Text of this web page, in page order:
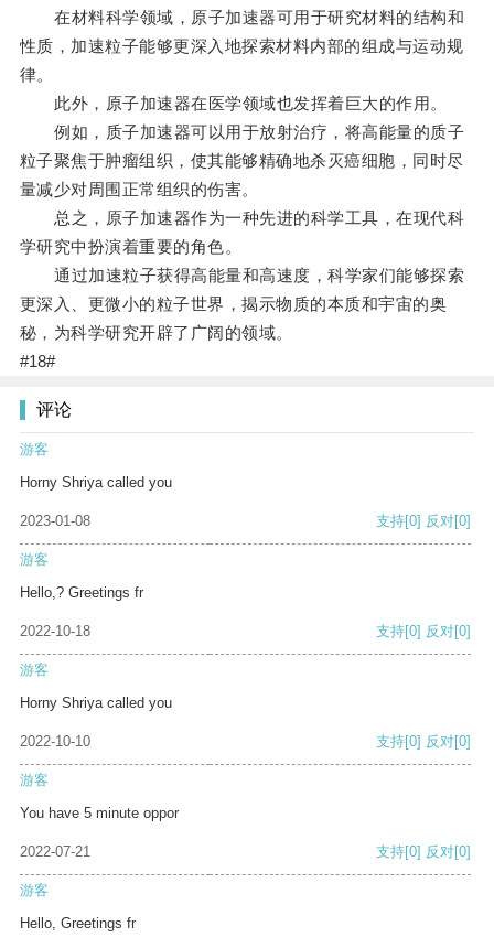
在材料科学领域，原子加速器可用于研究材料的结构和
性质，加速粒子能够更深入地探索材料内部的组成与运动规
律。
此外，原子加速器在医学领域也发挥着巨大的作用。
例如，质子加速器可以用于放射治疗，将高能量的质子
粒子聚焦于肿瘤组织，使其能够精确地杀灭癌细胞，同时尽
量减少对周围正常组织的伤害。
总之，原子加速器作为一种先进的科学工具，在现代科
学研究中扮演着重要的角色。
通过加速粒子获得高能量和高速度，科学家们能够探索
更深入、更微小的粒子世界，揭示物质的本质和宇宙的奥
秘，为科学研究开辟了广阔的领域。
#18#
评论
游客
Horny Shriya called you
2023-01-08 支持[0] 反对[0]
游客
Hello,? Greetings fr
2022-10-18 支持[0] 反对[0]
游客
Horny Shriya called you
2022-10-10 支持[0] 反对[0]
游客
You have 5 minute oppor
2022-07-21 支持[0] 反对[0]
游客
Hello, Greetings fr